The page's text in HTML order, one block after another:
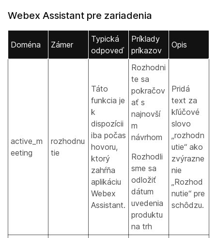
Webex Assistant pre zariadenia
Doména Zámer
Typická
odpoveď
Príklady
príkazov
Opis
active_m
eeting
rozhodnu
tie
Táto
funkcia je
k
dispozícii
iba počas
hovoru,
ktorý
zahŕňa
aplikáciu
Webex
Assistant.
Rozhodni
te sa
pokračov
ať s
najnovší
m
návrhom
Rozhodli
sme sa
odložiť
dátum
uvedenia
produktu
na trh
Pridá
text za
kľúčové
slovo
„rozhodn
utie“ ako
zvýrazne
nie
„Rozhod
nutie“ pre
schôdzu.